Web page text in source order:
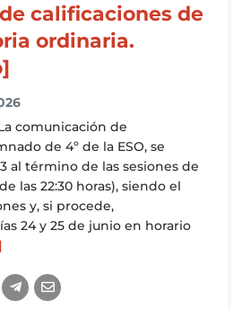
calificaciones de
ordinaria.
comunicación de
de 4º de la ESO, se
al término de las sesiones de
las 22:30 horas), siendo el
y, si procede,
24 y 25 de junio en horario